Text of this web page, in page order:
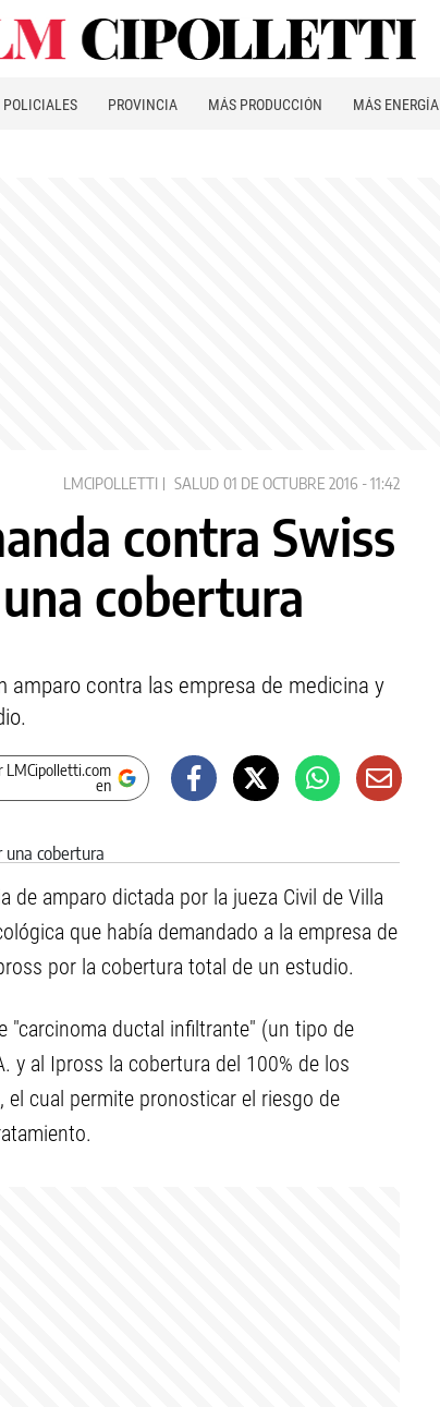
POLICIALES PROVINCIA MÁS PRODUCCIÓN MÁS ENERGÍA
LMCIPOLLETTI SALUD 01 DE OCTUBRE 2016 - 11:42
contra Swiss
cobertura
amparo contra las empresa de medicina y
LMCipolletti.com
en
de amparo dictada por la jueza Civil de Villa
que había demandado a la empresa de
por la cobertura total de un estudio.
"carcinoma ductal infiltrante" (un tipo de
y al Ipross la cobertura del 100% de los
cual permite pronosticar el riesgo de